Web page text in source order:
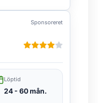
Sponsoreret
Löptid
24 - 60 mån.